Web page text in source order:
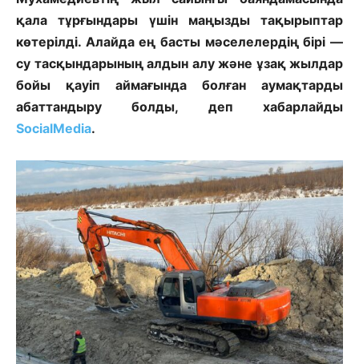
қала тұрғындары үшін маңызды тақырыптар
көтерілді. Алайда ең басты мәселелердің бірі —
су тасқындарының алдын алу және ұзақ жылдар
бойы қауіп аймағында болған аумақтарды
абаттандыру болды, деп хабарлайды
SocialMedia.